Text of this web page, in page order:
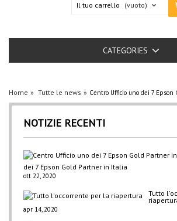
Il tuo carrello (vuoto)
CATEGORIES
Home Tutte le news Centro Ufficio uno dei 7
NOTIZIE RECENTI
dei 7 Epson Gold Partner in Italia
ott 22, 2020
Tutto
apr 14, 2020